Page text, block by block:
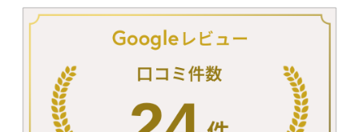
お悩みから
コースを選ぶ
施術コース料金表